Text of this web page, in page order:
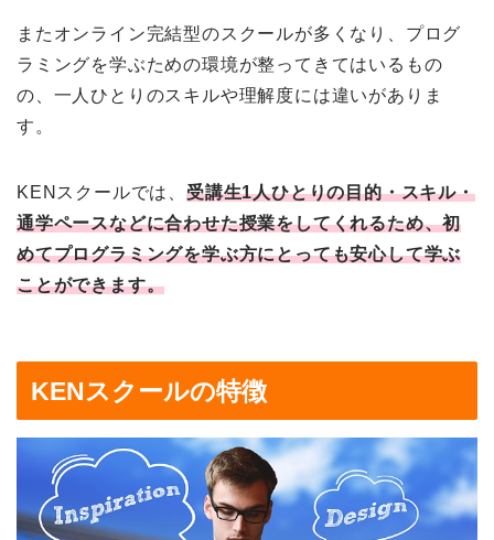
またオンライン完結型のスクールが多くなり、プログ
ラミングを学ぶための環境が整ってきてはいるもの
の、一人ひとりのスキルや理解度には違いがありま
す。
KENスクールでは、 受講生1人ひとりの目的・スキル・
通学ペースなどに合わせた授業をしてくれるため、初
めてプログラミングを学ぶ方にとっても安心して学ぶ
ことができます。
KENスクールの特徴